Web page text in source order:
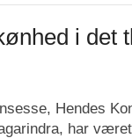
i det
Hendes
har